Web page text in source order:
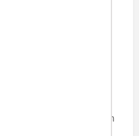
bulan.” sang
senyum tipis tanpa
yang seperti tanpa
keputusan apa yang
peristiwa yang belum